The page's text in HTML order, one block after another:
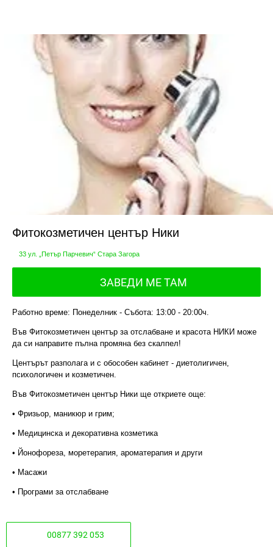
Фитокозметичен център Ники
33 ул. „Петър Парчевич“ Стара Загора
ЗАВЕДИ МЕ ТАМ
Работно време: Понеделник - Събота: 13:00 - 20:00ч.
Във Фитокозметичен център за отслабване и красота НИКИ може
да си направите пълна промяна без скалпел!
Центърът разполага и с обособен кабинет - диетолигичен,
психологичен и козметичен.
Във Фитокозметичен център Ники ще откриете още:
• Фризьор, маникюр и грим;
• Медицинска и декоративна козметика
• Йонофореза, моретерапия, ароматерапия и други
• Масажи
• Програми за отслабване
00877 392 053